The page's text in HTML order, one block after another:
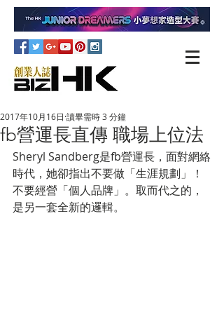
fb營運長直傳 職場上位法
2017年10月16日 讀畢需時 3 分鐘
Sheryl Sandberg是fb營運長，面對網絡
時代，她卻指出不要做「生涯規劃」！
不要經營「個人品牌」。取而代之的，
是另一套全新的邏輯。